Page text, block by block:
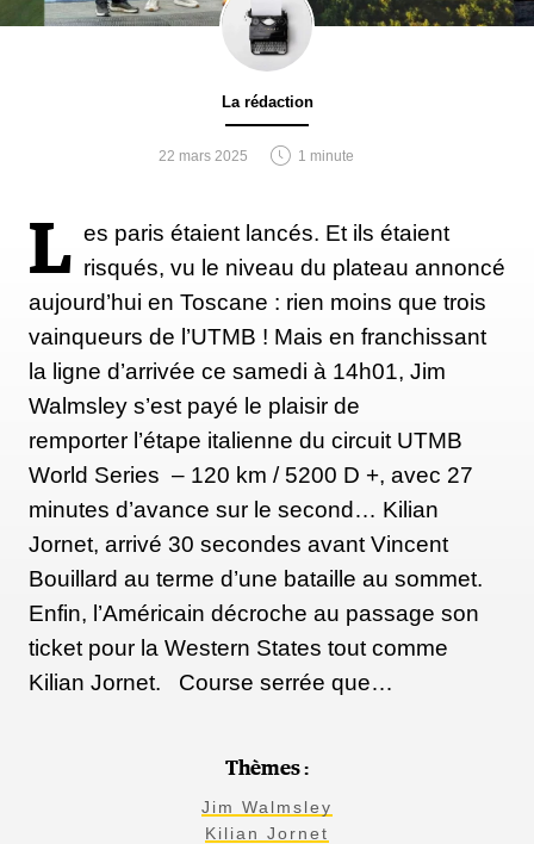
La rédaction
22 mars 2025 1 minute
L es paris étaient lancés. Et ils étaient
risqués, vu le niveau du plateau annoncé
aujourd’hui en Toscane : rien moins que trois
vainqueurs de l’UTMB ! Mais en franchissant
la ligne d’arrivée ce samedi à 14h01, Jim
Walmsley s’est payé le plaisir de
remporter l’étape italienne du circuit UTMB
World Series – 120 km / 5200 D +, avec 27
minutes d’avance sur le second… Kilian
Jornet, arrivé 30 secondes avant Vincent
Bouillard au terme d’une bataille au sommet.
Enfin, l’Américain décroche au passage son
ticket pour la Western States tout comme
Kilian Jornet. Course serrée que…
Thèmes :
Jim Walmsley
Kilian Jornet